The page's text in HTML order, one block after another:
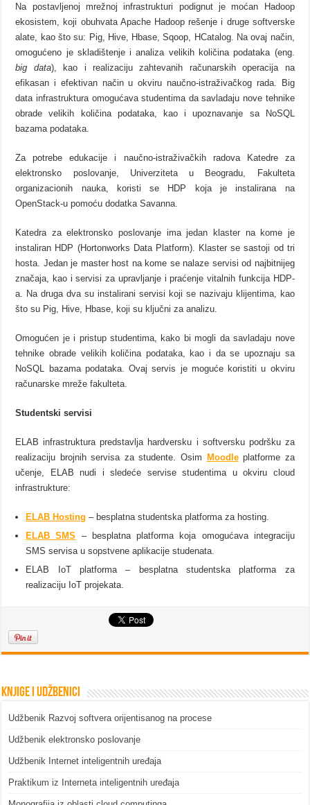
Na postavljenoj mrežnoj infrastrukturi podignut je moćan Hadoop
ekosistem, koji obuhvata Apache Hadoop rešenje i druge softverske
alate, kao što su: Pig, Hive, Hbase, Sqoop, HCatalog. Na ovaj način,
omogućeno je skladištenje i analiza velikih količina podataka (eng.
big data), kao i realizaciju zahtevanih računarskih operacija na
efikasan i efektivan način u okviru naučno-istraživačkog rada. Big
data infrastruktura omogućava studentima da savladaju nove tehnike
obrade velikih količina podataka, kao i upoznavanje sa NoSQL
bazama podataka.
Za potrebe edukacije i naučno-istraživačkih radova Katedre za
elektronsko poslovanje, Univerziteta u Beogradu, Fakulteta
organizacionih nauka, koristi se HDP koja je instalirana na
OpenStack-u pomoću dodatka Savanna.
Katedra za elektronsko poslovanje ima jedan klaster na kome je
instaliran HDP (Hortonworks Data Platform). Klaster se sastoji od tri
hosta. Jedan je master host na kome se nalaze servisi od najbitnijeg
značaja, kao i servisi za upravljanje i praćenje vitalnih funkcija HDP-
a. Na druga dva su instalirani servisi koji se nazivaju klijentima, kao
što su Pig, Hive, Hbase, koji su ključni za analizu.
Omogućen je i pristup studentima, kako bi mogli da savladaju nove
tehnike obrade velikih količina podataka, kao i da se upoznaju sa
NoSQL bazama podataka. Ovaj servis je moguće koristiti u okviru
računarske mreže fakulteta.
Studentski servisi
ELAB infrastruktura predstavlja hardversku i softversku podršku za
realizaciju brojnih servisa za studente. Osim
Moodleplatforme za
učenje, ELAB nudi i sledeće servise studentima u okviru cloud
infrastrukture:
ELAB Hosting – besplatna studentska platforma za hosting.
ELAB SMS – besplatna platforma koja omogućava integraciju
SMS servisa u sopstvene aplikacije studenata.
ELAB IoT platforma – besplatna studentska platforma za
realizaciju IoT projekata.
Knjige i udžbenici
Udžbenik Razvoj softvera orijentisanog na procese
Udžbenik elektronsko poslovanje
Udžbenik Internet inteligentnih uređaja
Praktikum iz Interneta inteligentnih uređaja